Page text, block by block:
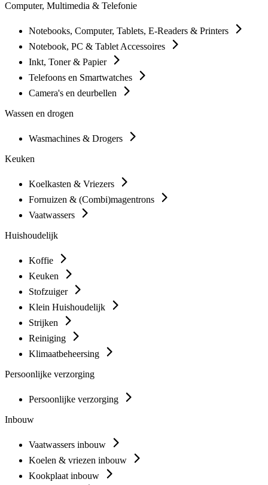
Computer, Multimedia & Telefonie
Notebooks, Computer, Tablets, E-Readers & Printers
Notebook, PC & Tablet Accessoires
Inkt, Toner & Papier
Telefoons en Smartwatches
Camera's en deurbellen
Wassen en drogen
Wasmachines & Drogers
Keuken
Koelkasten & Vriezers
Fornuizen & (Combi)magentrons
Vaatwassers
Huishoudelijk
Koffie
Keuken
Stofzuiger
Klein Huishoudelijk
Strijken
Reiniging
Klimaatbeheersing
Persoonlijke verzorging
Persoonlijke verzorging
Inbouw
Vaatwassers inbouw
Koelen & vriezen inbouw
Kookplaat inbouw